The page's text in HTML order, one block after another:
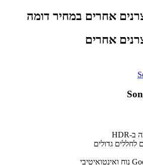
אחרים במחיר דומה
אחרים